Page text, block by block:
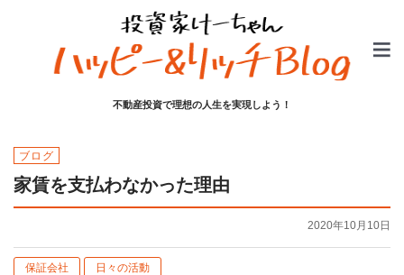
不動産投資で理想の人生を実現しよう！
ブログ
家賃を支払わなかった理由
2020年10月10日
保証会社 日々の活動